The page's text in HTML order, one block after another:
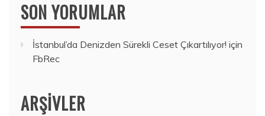
SON YORUMLAR
İstanbul’da Denizden Sürekli Ceset Çıkartılıyor! için
FbRec
ARŞIVLER